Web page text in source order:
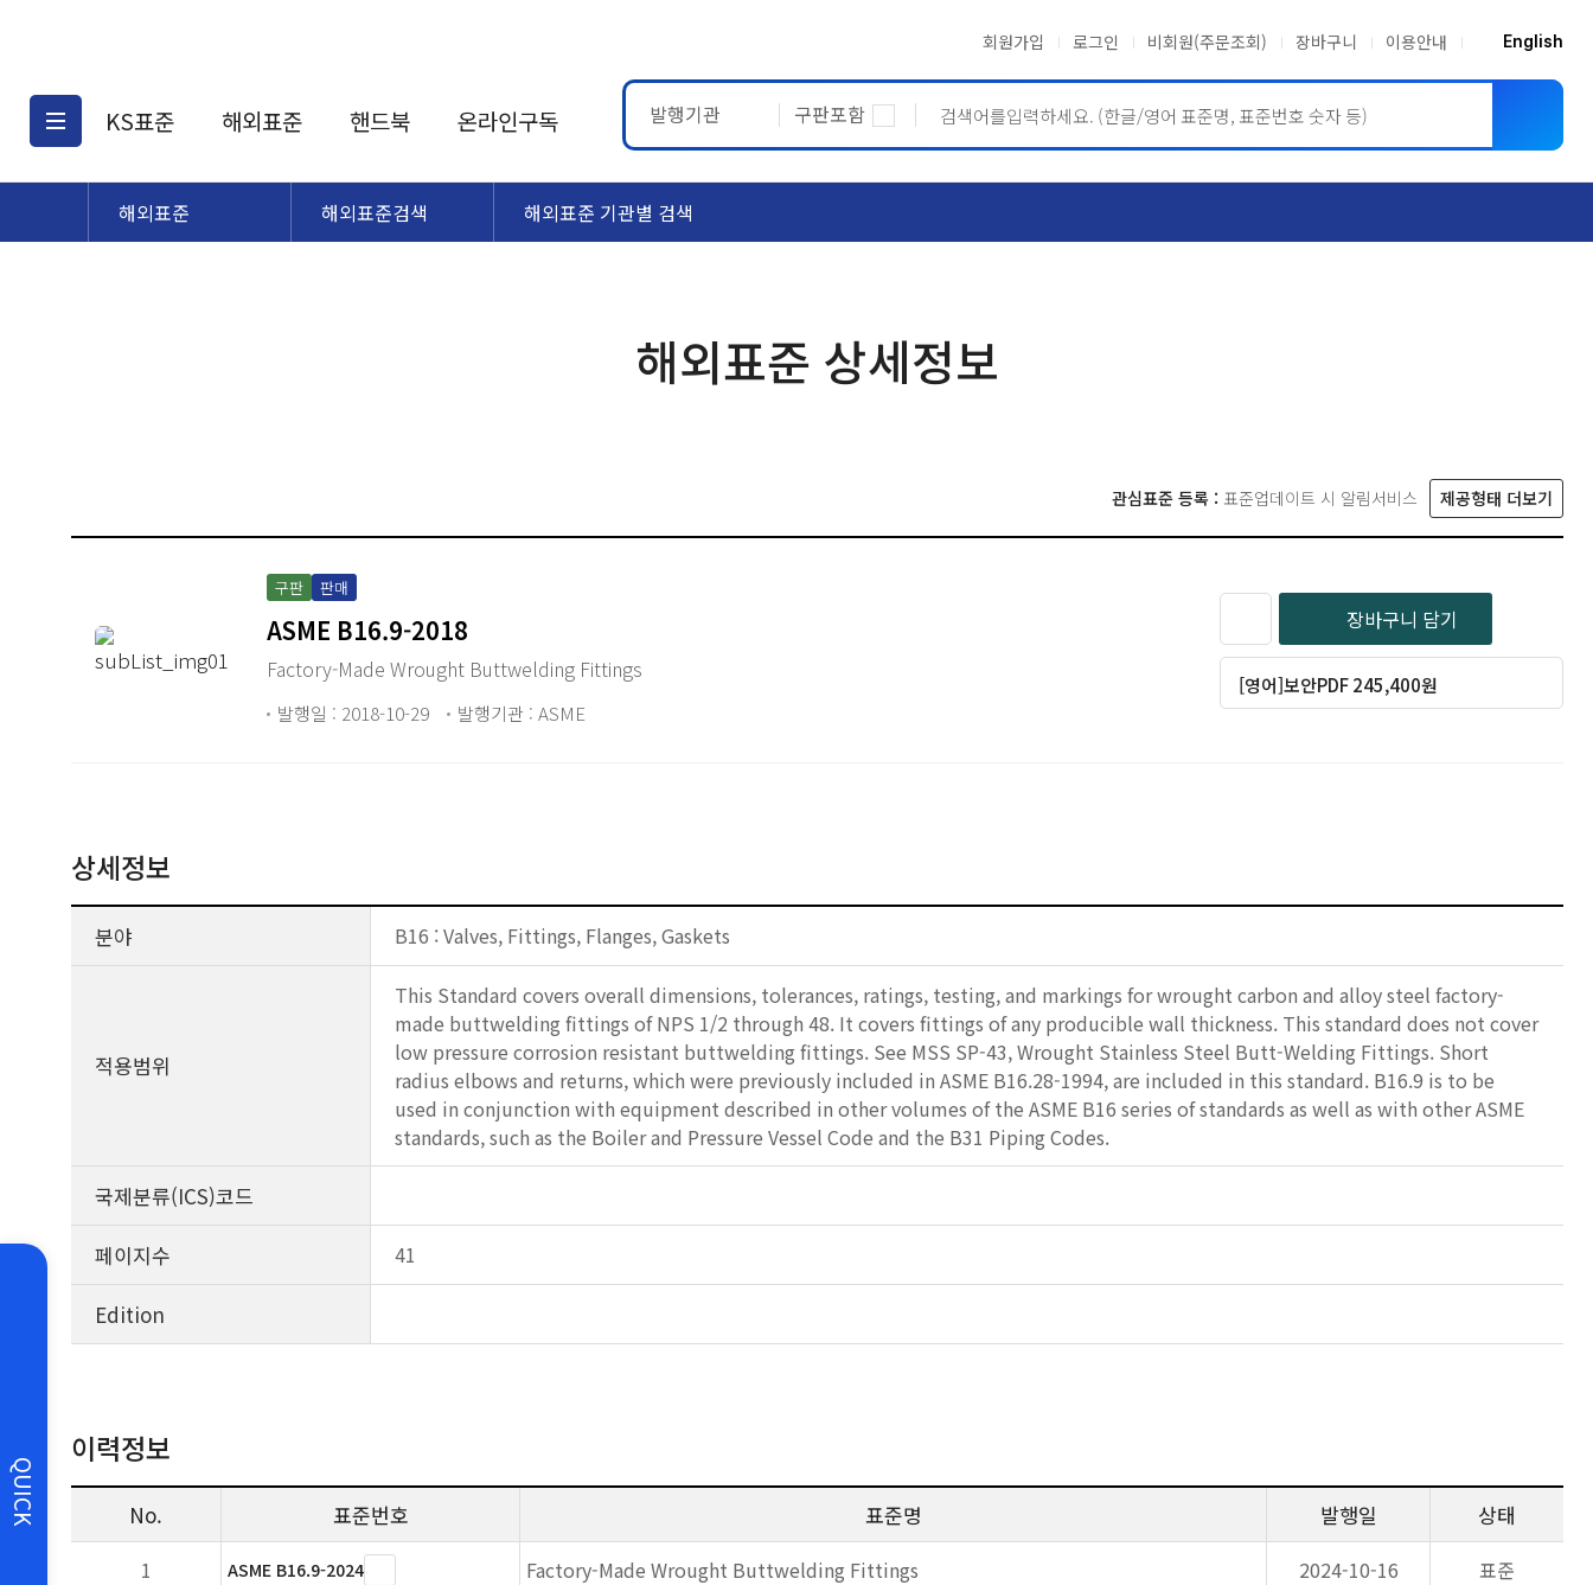
회원가입 로그인 비회원(주문조회) 장바구니 이용안내 English
KS표준
KS표준검색
해외표준
해외표준검색
핸드북 온라인구독 발행기관 구판포함
QUICK
해외표준 해외표준검색 해외표준 기관별 검색
해외표준 상세정보
관심표준 등록 : 표준업데이트 시 알림서비스 제공형태 더보기
구판 판매
ASME B16.9-2018
Factory-Made Wrought Buttwelding Fittings
발행일 : 2018-10-29 발행기관 : ASME
장바구니 담기
[영어]보안PDF 245,400원
상세정보
분야 B16 : Valves, Fittings, Flanges, Gaskets
적용범위
This Standard covers overall dimensions, tolerances, ratings, testing, and markings for wrought carbon and alloy steel factory-
made buttwelding fittings of NPS 1/2 through 48. It covers fittings of any producible wall thickness. This standard does not cover
low pressure corrosion resistant buttwelding fittings. See MSS SP-43, Wrought Stainless Steel Butt-Welding Fittings. Short
radius elbows and returns, which were previously included in ASME B16.28-1994, are included in this standard. B16.9 is to be
used in conjunction with equipment described in other volumes of the ASME B16 series of standards as well as with other ASME
standards, such as the Boiler and Pressure Vessel Code and the B31 Piping Codes.
국제분류(ICS)코드
페이지수
41
Edition
이력정보
No. 표준번호 표준명 발행일 상태
1 ASME B16.9-2024 Factory-Made Wrought Buttwelding Fittings 2024-10-16
표준